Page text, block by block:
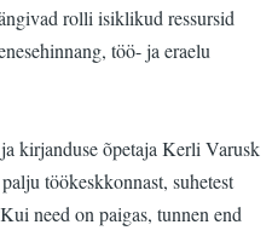
rolli isiklikud ressursid
töö- ja eraelu
kirjanduse õpetaja Kerli Varusk
töökeskkonnast, suhetest
need on paigas, tunnen end